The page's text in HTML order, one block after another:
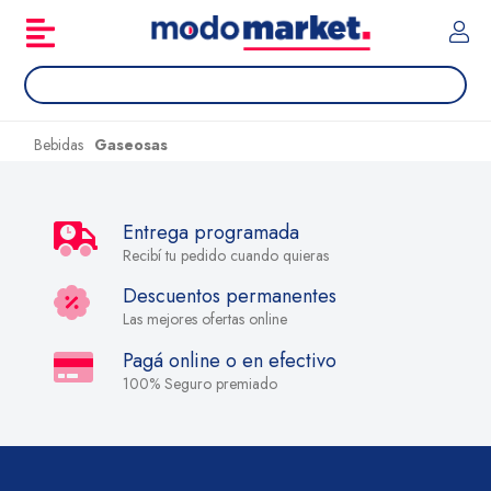
Bebidas Gaseosas
Entrega programada
Recibí tu pedido cuando quieras
Descuentos permanentes
Las mejores ofertas online
Pagá online o en efectivo
100% Seguro premiado